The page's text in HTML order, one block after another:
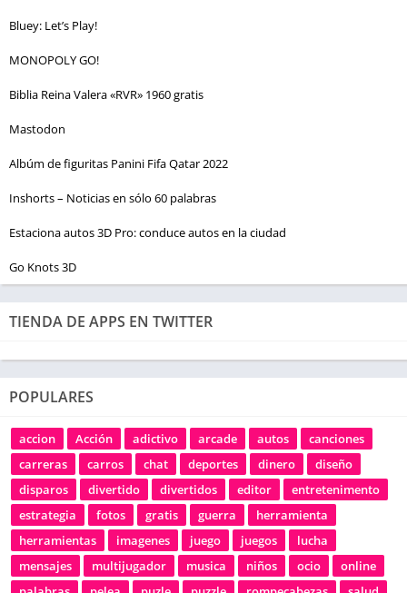
Bluey: Let’s Play!
MONOPOLY GO!
Biblia Reina Valera «RVR» 1960 gratis
Mastodon
Albúm de figuritas Panini Fifa Qatar 2022
Inshorts – Noticias en sólo 60 palabras
Estaciona autos 3D Pro: conduce autos en la ciudad
Go Knots 3D
TIENDA DE APPS EN TWITTER
POPULARES
accion Acción adictivo arcade autos
canciones
carreras
carros chat deportes dinero
diseño
disparos
divertido divertidos editor
entretenimento
estrategia
fotos gratis guerra
herramienta
herramientas
imagenes juego juegos
lucha
mensajes
multijugador musica niños ocio
online